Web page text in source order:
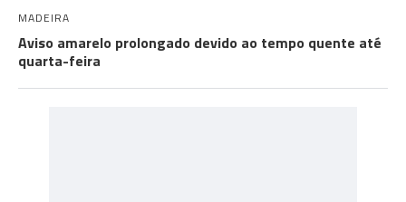
MADEIRA
Aviso amarelo prolongado devido ao tempo quente até
quarta-feira